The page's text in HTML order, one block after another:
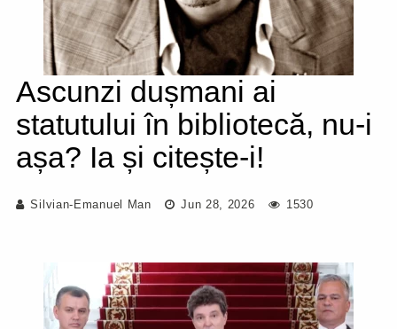
Ascunzi dușmani ai
statutului în bibliotecă, nu-i
așa? Ia și citește-i!
Silvian-Emanuel Man Jun 28, 2026 1530